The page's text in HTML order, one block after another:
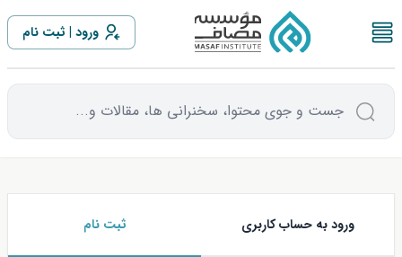
بیشتر از 1 سال مانده تا
ورود ثبت نام
جست و جوی محتوا، سخنرانی ها، مقالات و...
ورود به حساب کاربری ثبت نام